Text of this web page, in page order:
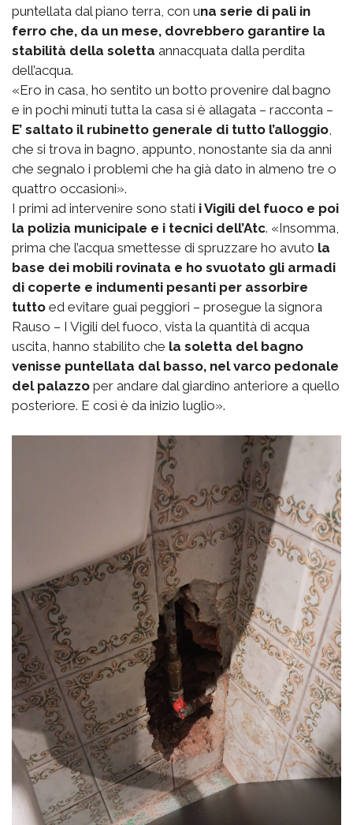
puntellata dal piano terra, con una serie di pali in
ferro che, da un mese, dovrebbero garantire la
stabilità della soletta annacquata dalla perdita
dell’acqua.
«Ero in casa, ho sentito un botto provenire dal bagno
e in pochi minuti tutta la casa si è allagata – racconta –
E’ saltato il rubinetto generale di tutto l’alloggio
che si trova in bagno, appunto, nonostante sia da anni
che segnalo i problemi che ha già dato in almeno tre o
quattro occasioni».
I primi ad intervenire sono stati i Vigili del fuoco e poi
la polizia municipale e i tecnici dell’Atc. «Insomma,
prima che l’acqua smettesse di spruzzare ho avuto la
base dei mobili rovinata e ho svuotato gli armadi
di coperte e indumenti pesanti per assorbire
tutto ed evitare guai peggiori – prosegue la signora
Rauso – I Vigili del fuoco, vista la quantità di acqua
uscita, hanno stabilito che la soletta del bagno
venisse puntellata dal basso, nel varco pedonale
del palazzo per andare dal giardino anteriore a quello
posteriore. E così è da inizio luglio».